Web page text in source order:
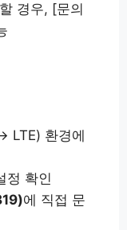
경우, [문의
LTE) 환경에
정 확인
에 직접 문